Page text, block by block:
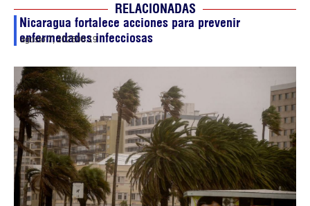
RELACIONADAS
Nicaragua fortalece acciones para prevenir
enfermedades infecciosas
agosto 7, 202606:19